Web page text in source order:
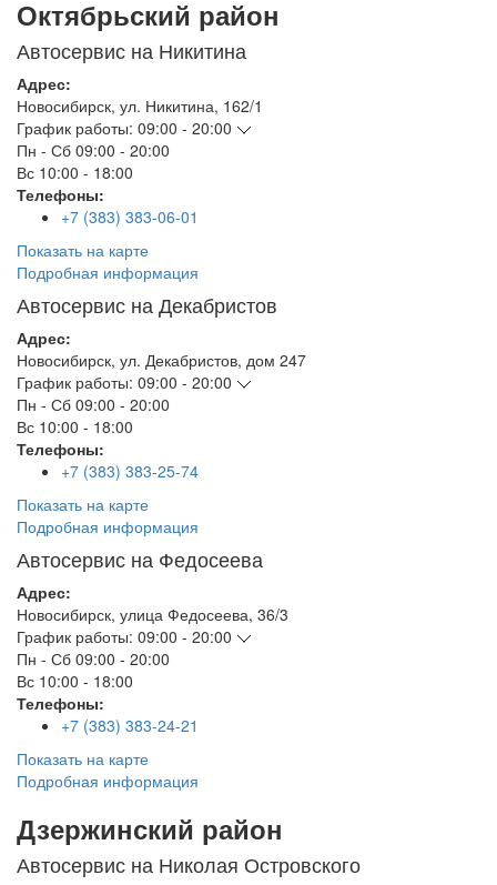
Октябрьский район
Автосервис на Никитина
Адрес:
Новосибирск, ул. Никитина, 162/1
График работы: 09:00 - 20:00
Пн - Сб 09:00 - 20:00
Вс 10:00 - 18:00
Телефоны:
+7 (383) 383-06-01
Показать на карте
Подробная информация
Автосервис на Декабристов
Адрес:
Новосибирск, ул. Декабристов, дом 247
График работы: 09:00 - 20:00
Пн - Сб 09:00 - 20:00
Вс 10:00 - 18:00
Телефоны:
+7 (383) 383-25-74
Показать на карте
Подробная информация
Автосервис на Федосеева
Адрес:
Новосибирск, улица Федосеева, 36/3
График работы: 09:00 - 20:00
Пн - Сб 09:00 - 20:00
Вс 10:00 - 18:00
Телефоны:
+7 (383) 383-24-21
Показать на карте
Подробная информация
Дзержинский район
Автосервис на Николая Островского